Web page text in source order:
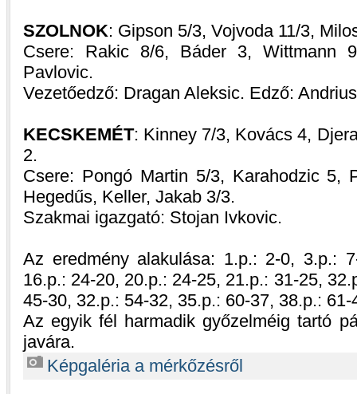
SZOLNOK: Gipson 5/3, Vojvoda 11/3,
Csere: Rakic 8/6, Báder 3, Wittmann
Pavlovic.
Vezetőedző: Dragan Aleksic. Edző:
KECSKEMÉT: Kinney 7/3, Kovács 4,
2.
Csere: Pongó Martin 5/3, Karahodzic 5,
Hegedűs, Keller, Jakab 3/3.
Szakmai igazgató: Stojan Ivkovic.
Az eredmény alakulása: 1.p.: 2-0, 3.p.:
16.p.: 24-20, 20.p.: 24-25, 21.p.: 31-25,
45-30, 32.p.: 54-32, 35.p.: 60-37, 38.p.: 61-
Az egyik fél harmadik győzelméig tartó
javára.
Képgaléria a mérkőzésről